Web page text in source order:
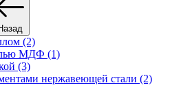
(2)
МДФ (1)
(3)
нержавеющей стали (2)